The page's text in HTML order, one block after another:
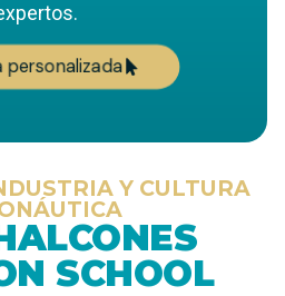
personalizada
Y CULTURA
SCHOOL